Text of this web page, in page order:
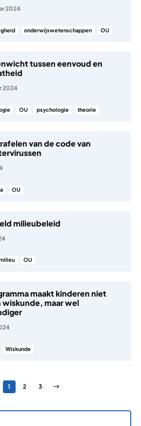
2024
onderwijswetenschappen OU
tussen eenvoud en
2024
OU psychologie theorie
van de code van
OU
milieubeleid
OU
maakt kinderen niet
wiskunde, maar wel
Wiskunde
Pagina
1 Pagina
2 Pagina
3 Volgende pagina